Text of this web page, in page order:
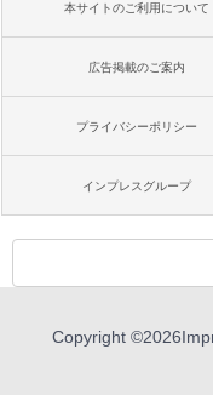
本サイトのご利用について
広告掲載のご案内
プライバシーポリシー
インプレスグループ
Copyright ©2026